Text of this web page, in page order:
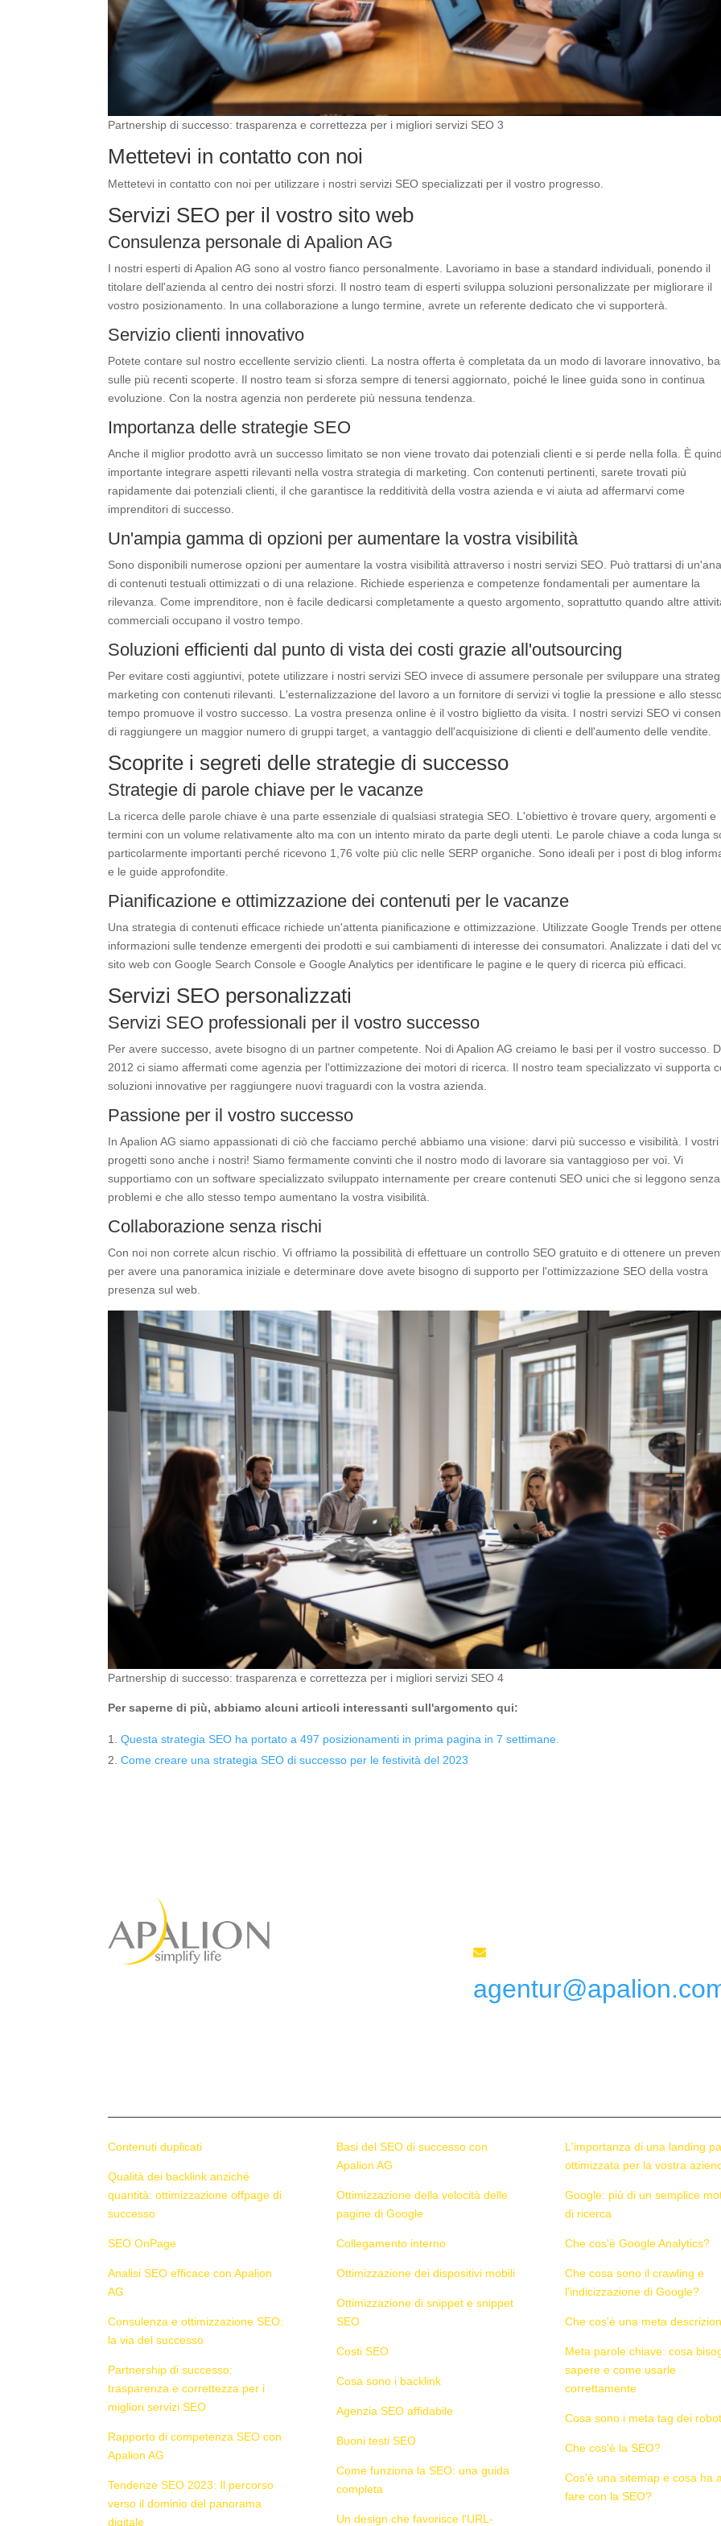
pubblicità e
delle
campagne
Analisi e
reportistica

Web
design e
web

Costruzione
di link
Partnership di successo: trasparenza e correttezza per i migliori servizi SEO 3
Mettetevi in contatto con noi
Mettetevi in contatto con noi per utilizzare i nostri servizi SEO specializzati per il vostro progresso.
Servizi SEO per il vostro sito web
Consulenza personale di Apalion AG
I nostri esperti di Apalion AG sono al vostro fianco personalmente. Lavoriamo in base a standard individuali, ponendo il
titolare dell'azienda al centro dei nostri sforzi. Il nostro team di esperti sviluppa soluzioni personalizzate per migliorare il
vostro posizionamento. In una collaborazione a lungo termine, avrete un referente dedicato che vi supporterà.
Servizio clienti innovativo
Potete contare sul nostro eccellente servizio clienti. La nostra offerta è completata da un modo di lavorare innovativo,
sulle più recenti scoperte. Il nostro team si sforza sempre di tenersi aggiornato, poiché le linee guida sono in continua
evoluzione. Con la nostra agenzia non perderete più nessuna tendenza.
Importanza delle strategie SEO
Anche il miglior prodotto avrà un successo limitato se non viene trovato dai potenziali clienti e si perde nella folla. È
importante integrare aspetti rilevanti nella vostra strategia di marketing. Con contenuti pertinenti, sarete trovati più
rapidamente dai potenziali clienti, il che garantisce la redditività della vostra azienda e vi aiuta ad affermarvi come
imprenditori di successo.
Un'ampia gamma di opzioni per aumentare la vostra visibilità
Sono disponibili numerose opzioni per aumentare la vostra visibilità attraverso i nostri servizi SEO. Può trattarsi di
di contenuti testuali ottimizzati o di una relazione. Richiede esperienza e competenze fondamentali per aumentare la
rilevanza. Come imprenditore, non è facile dedicarsi completamente a questo argomento, soprattutto quando altre
commerciali occupano il vostro tempo.
Soluzioni efficienti dal punto di vista dei costi grazie all'outsourcing
Per evitare costi aggiuntivi, potete utilizzare i nostri servizi SEO invece di assumere personale per sviluppare una
marketing con contenuti rilevanti. L'esternalizzazione del lavoro a un fornitore di servizi vi toglie la pressione e allo
tempo promuove il vostro successo. La vostra presenza online è il vostro biglietto da visita. I nostri servizi SEO vi
di raggiungere un maggior numero di gruppi target, a vantaggio dell'acquisizione di clienti e dell'aumento delle vendite.
Scoprite i segreti delle strategie di successo
Strategie di parole chiave per le vacanze
La ricerca delle parole chiave è una parte essenziale di qualsiasi strategia SEO. L'obiettivo è trovare query, argomenti e
termini con un volume relativamente alto ma con un intento mirato da parte degli utenti. Le parole chiave a coda lunga
particolarmente importanti perché ricevono 1,76 volte più clic nelle SERP organiche. Sono ideali per i post di blog
e le guide approfondite.
Pianificazione e ottimizzazione dei contenuti per le vacanze
Una strategia di contenuti efficace richiede un'attenta pianificazione e ottimizzazione. Utilizzate Google Trends per
informazioni sulle tendenze emergenti dei prodotti e sui cambiamenti di interesse dei consumatori. Analizzate i dati del
sito web con Google Search Console e Google Analytics per identificare le pagine e le query di ricerca più efficaci.
Servizi SEO personalizzati
Servizi SEO professionali per il vostro successo
Per avere successo, avete bisogno di un partner competente. Noi di Apalion AG creiamo le basi per il vostro successo.
2012 ci siamo affermati come agenzia per l'ottimizzazione dei motori di ricerca. Il nostro team specializzato vi supporta
soluzioni innovative per raggiungere nuovi traguardi con la vostra azienda.
Passione per il vostro successo
In Apalion AG siamo appassionati di ciò che facciamo perché abbiamo una visione: darvi più successo e visibilità. I vostri
progetti sono anche i nostri! Siamo fermamente convinti che il nostro modo di lavorare sia vantaggioso per voi. Vi
supportiamo con un software specializzato sviluppato internamente per creare contenuti SEO unici che si leggono senza
problemi e che allo stesso tempo aumentano la vostra visibilità.
Collaborazione senza rischi
Con noi non correte alcun rischio. Vi offriamo la possibilità di effettuare un controllo SEO gratuito e di ottenere un
per avere una panoramica iniziale e determinare dove avete bisogno di supporto per l'ottimizzazione SEO della vostra
presenza sul web.
Partnership di successo: trasparenza e correttezza per i migliori servizi SEO 4
Per saperne di più, abbiamo alcuni articoli interessanti sull'argomento qui:
Questa strategia SEO ha portato a 497 posizionamenti in prima pagina in 7 settimane.
Come creare una strategia SEO di successo per le festività del 2023

Contenuti duplicati
Qualità dei backlink anziché
quantità: ottimizzazione offpage di
successo
SEO OnPage
Analisi SEO efficace con Apalion
AG
Consulenza e ottimizzazione SEO:
la via del successo
Partnership di successo:
trasparenza e correttezza per i
migliori servizi SEO
Rapporto di competenza SEO con
Apalion AG
Tendenze SEO 2023: Il percorso
verso il dominio del panorama
digitale
Basi del SEO di successo con
Apalion AG
Ottimizzazione della velocità delle
pagine di Google
Collegamento interno
Ottimizzazione dei dispositivi mobili
Ottimizzazione di snippet e snippet
SEO
Costi SEO
Cosa sono i backlink
Agenzia SEO affidabile
Buoni testi SEO
Come funziona la SEO: una guida
completa
Un design che favorisce l'URL-
L'importanza di una landing
ottimizzata per la vostra
Google: più di un semplice
di ricerca
Che cos'è Google Analytics?
Che cosa sono il crawling e
l'indicizzazione di Google?
Che cos'è una meta
Meta parole chiave: cosa
sapere e come usarle
correttamente
Cosa sono i meta tag dei robot
Che cos'è la SEO?
Cos'è una sitemap e cosa ha
fare con la SEO?